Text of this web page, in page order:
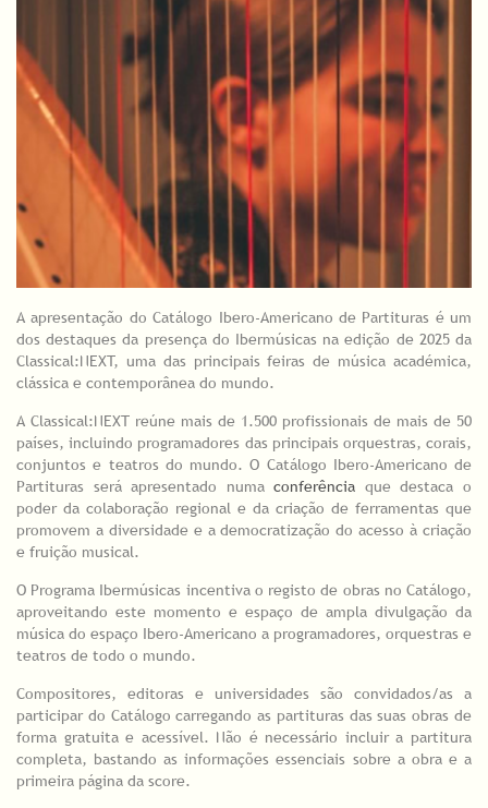
A apresentação do Catálogo Ibero-Americano de Partituras é um
dos destaques da presença do Ibermúsicas na edição de 2025 da
Classical:NEXT, uma das principais feiras de música académica,
clássica e contemporânea do mundo.
A Classical:NEXT reúne mais de 1.500 profissionais de mais de 50
países, incluindo programadores das principais orquestras, corais,
conjuntos e teatros do mundo. O Catálogo Ibero-Americano de
Partituras será apresentado numaconferência que destaca o
poder da colaboração regional e da criação de ferramentas que
promovem a diversidade e a democratização do acesso à criação
e fruição musical.
O Programa Ibermúsicas incentiva o registo de obras no Catálogo,
aproveitando este momento e espaço de ampla divulgação da
música do espaço Ibero-Americano a programadores, orquestras e
teatros de todo o mundo.
Compositores, editoras e universidades são convidados/as a
participar do Catálogo carregando as partituras das suas obras de
forma gratuita e acessível. Não é necessário incluir a partitura
completa, bastando as informações essenciais sobre a obra e a
primeira página da score.